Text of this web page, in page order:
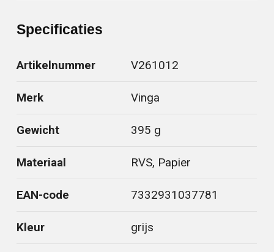
Specificaties
Artikelnummer V261012
Merk Vinga
Gewicht 395 g
Materiaal RVS, Papier
EAN-code 7332931037781
Kleur grijs